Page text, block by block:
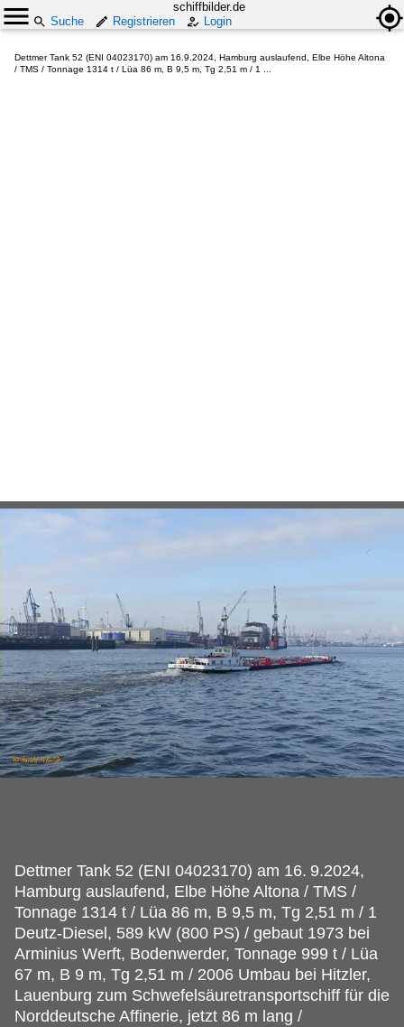
schiffbilder.de
Suche
Registrieren Login
Dettmer Tank 52 (ENI 04023170) am 16.9.2024, Hamburg auslaufend, Elbe Höhe Altona
/ TMS / Tonnage 1314 t / Lüa 86 m, B 9,5 m, Tg 2,51 m / 1 ...
Dettmer Tank 52 (ENI 04023170) am 16. 9.2024,
Hamburg auslaufend, Elbe Höhe Altona / TMS /
Tonnage 1314 t / Lüa 86 m, B 9,5 m, Tg 2,51 m / 1
Deutz-Diesel, 589 kW (800 PS) / gebaut 1973 bei
Arminius Werft, Bodenwerder, Tonnage 999 t / Lüa
67 m, B 9 m, Tg 2,51 m / 2006 Umbau bei Hitzler,
Lauenburg zum Schwefelsäuretransportschiff für die
Norddeutsche Affinerie, jetzt 86 m lang /